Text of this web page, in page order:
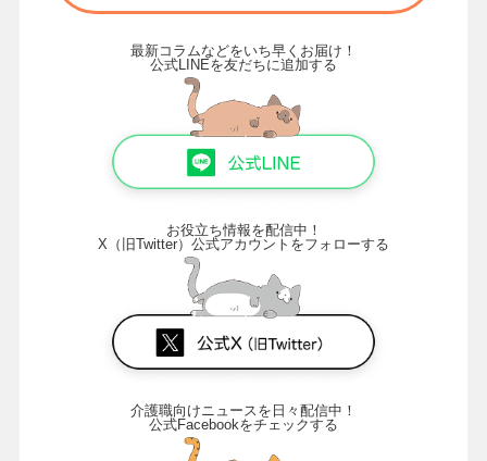
最新コラムなどをいち早くお届け！
公式LINEを友だちに追加する
お役立ち情報を配信中！
X（旧Twitter）公式アカウントをフォローする
介護職向けニュースを日々配信中！
公式Facebookをチェックする